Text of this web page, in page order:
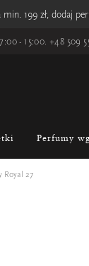
min. 199 zł, dodaj
- 15:00. +48 509
Perfumy
Royal 27